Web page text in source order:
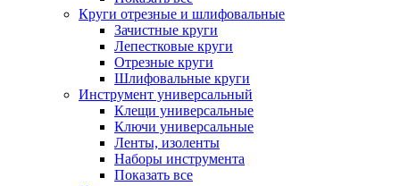
Круги отрезные и шлифовальные
Зачистные круги
Лепестковые круги
Отрезные круги
Шлифовальные круги
Инструмент универсальный
Клещи универсальные
Ключи универсальные
Ленты, изоленты
Наборы инструмента
Показать все